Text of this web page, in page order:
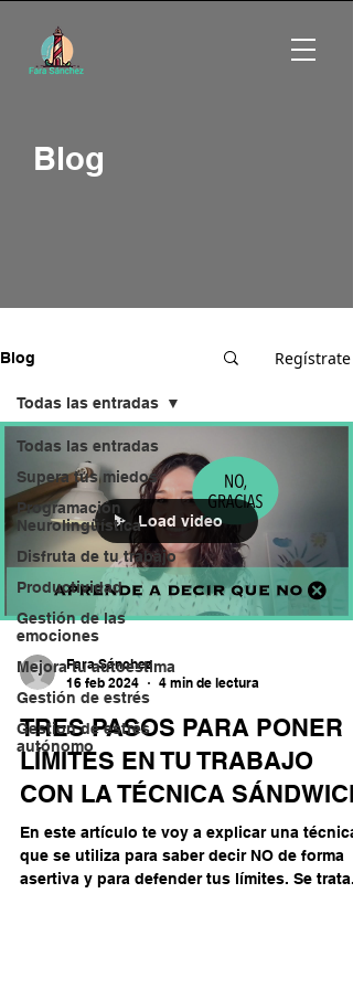
Blog
Blog Regístrate
Todas las entradas
Supera tus miedos
Programación
Neurolingüística
Disfruta de tu trabajo
Productividad
Gestión de las
emociones
Mejora tu autoestima
Gestión de estrés
Gestion de estrés
autónomo
Todas las entradas
Load video
Fara Sánchez
16 feb 2024
4 min de lectura
TRES PASOS PARA PONER
LÍMITES EN TU TRABAJO
CON LA TÉCNICA SÁNDWICH
En este artículo te voy a explicar una técnica
que se utiliza para saber decir NO de forma
asertiva y para defender tus límites. Se